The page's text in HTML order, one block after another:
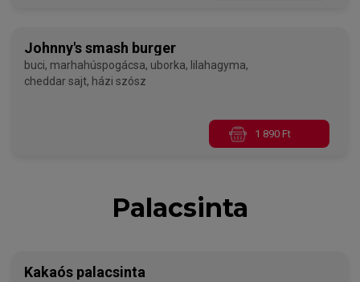
Johnny's smash burger
buci, marhahúspogácsa, uborka, lilahagyma,
cheddar sajt, házi szósz
1 890 Ft
Palacsinta
Kakaós palacsinta